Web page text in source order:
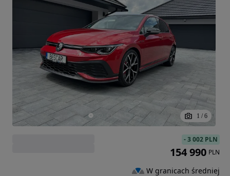
1 / 6
-3 002 PLN
154 990 PLN
W granicach średniej